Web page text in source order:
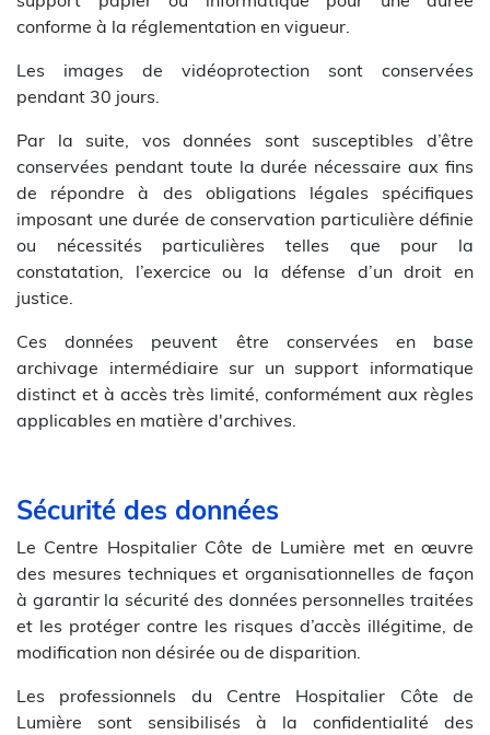
conforme à la réglementation en vigueur.
Les images de vidéoprotection sont conservées
pendant 30 jours.
Par la suite, vos données sont susceptibles d’être
conservées pendant toute la durée nécessaire aux fins
de répondre à des obligations légales spécifiques
imposant une durée de conservation particulière définie
ou nécessités particulières telles que pour la
constatation, l’exercice ou la défense d’un droit en
justice.
Ces données peuvent être conservées en base
archivage intermédiaire sur un support informatique
distinct et à accès très limité, conformément aux règles
applicables en matière d'archives.
Sécurité des données
Le Centre Hospitalier Côte de Lumière met en œuvre
des mesures techniques et organisationnelles de façon
à garantir la sécurité des données personnelles traitées
et les protéger contre les risques d’accès illégitime, de
modification non désirée ou de disparition.
Les professionnels du Centre Hospitalier Côte de
Lumière sont sensibilisés à la confidentialité des